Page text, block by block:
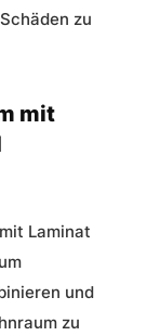
zu
mit
mit Laminat
und
zu